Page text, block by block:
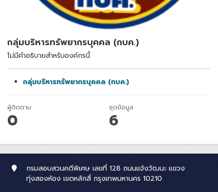
กลุ่มบริหารทรัพยากรบุคคล (กบค.)
ไม่มีคำอธิบายสำหรับองค์กรนี้
กลุ่มบริหารทรัพยากรบุคคล (กบค.)
ผู้ติดตาม
0
ชุดข้อมูล
6
กรมสอบสวนคดีพิเศษ เลขที่ 128 ถนนแจ้งวัฒนะ แขวง
ทุ่งสองห้อง เขตหลักสี่ กรุงเทพมหานคร 10210